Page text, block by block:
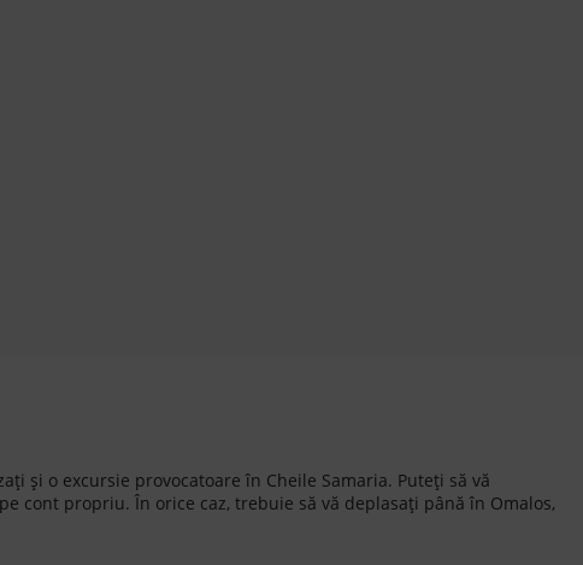
și o excursie provocatoare în Cheile Samaria. Puteți să vă
cont propriu. În orice caz, trebuie să vă deplasați până în Omalos,